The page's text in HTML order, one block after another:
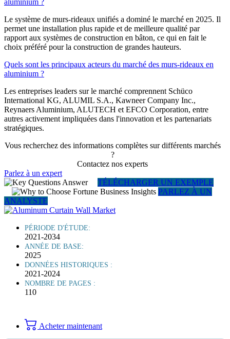
aluminium ?
Le système de murs-rideaux unifiés a dominé le marché en 2025. Il
permet une installation plus rapide et de meilleure qualité par
rapport aux systèmes de construction en bâton, ce qui en fait le
choix préféré pour la construction de grandes hauteurs.
Quels sont les principaux acteurs du marché des murs-rideaux en
aluminium ?
Les entreprises leaders sur le marché comprennent Schüco
International KG, ALUMIL S.A., Kawneer Company Inc.,
Reynaers Aluminium, ALUTECH et EFCO Corporation, entre
autres activement impliquées dans l'innovation et les partenariats
stratégiques.
Vous recherchez des informations complètes sur différents marchés
?
Contactez nos experts
Parlez à un expert
TÉLÉCHARGER UN EXEMPLE
PARLEZ À UN
ANALYSTE
PÉRIODE D'ÉTUDE:
2021-2034
ANNÉE DE BASE:
2025
DONNÉES HISTORIQUES :
2021-2024
NOMBRE DE PAGES :
110
Acheter maintenant